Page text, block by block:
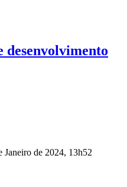
desenvolvimento
de 2024, 13h52